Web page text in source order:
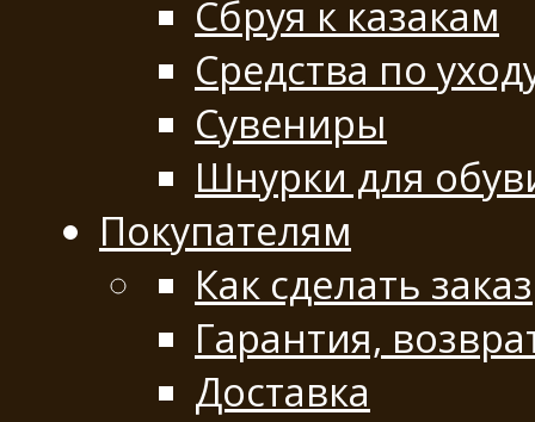
Сбруя к казакам
Средства по
Сувениры
Шнурки для
Покупателям
Как сделать заказ
Гарантия,
Доставка